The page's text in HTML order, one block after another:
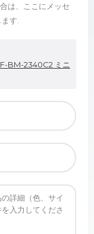
は、ここにメッセ
す.
BM-2340C2 ミニ